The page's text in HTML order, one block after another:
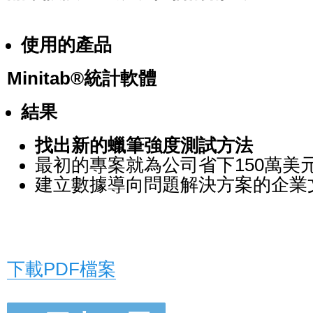
使用的產品
Minitab®統計軟體
結果
找出新的蠟筆強度測試方法
最初的專案就為公司省下150萬美
建立數據導向問題解決方案的企業
下載PDF檔案